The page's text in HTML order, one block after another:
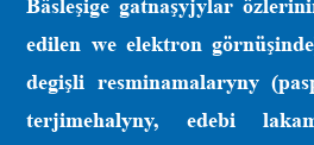
Bäsleşige gatnaşyjylar
edilen we elektron
degişli resminamalaryny
terjimehalyny, edebi